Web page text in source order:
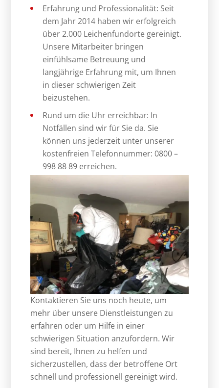
Erfahrung und Professionalität: Seit
dem Jahr 2014 haben wir erfolgreich
über 2.000 Leichenfundorte gereinigt.
Unsere Mitarbeiter bringen
einfühlsame Betreuung und
langjährige Erfahrung mit, um Ihnen
in dieser schwierigen Zeit
beizustehen.
Rund um die Uhr erreichbar: In
Notfällen sind wir für Sie da. Sie
können uns jederzeit unter unserer
kostenfreien Telefonnummer: 0800 –
998 88 89 erreichen.
Kontaktieren Sie uns noch heute, um
mehr über unsere Dienstleistungen zu
erfahren oder um Hilfe in einer
schwierigen Situation anzufordern. Wir
sind bereit, Ihnen zu helfen und
sicherzustellen, dass der betroffene Ort
schnell und professionell gereinigt wird.